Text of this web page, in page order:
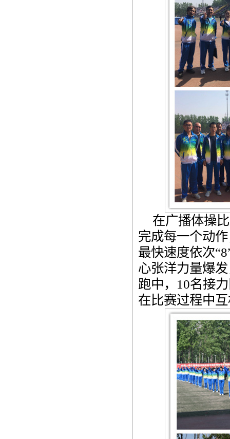
在广播体操
完成每一个动
最快速度依次
心张洋力量爆
跑中，10名接
在比赛过程中